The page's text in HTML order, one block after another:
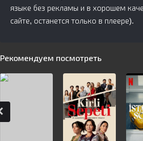
языке без рекламы и в хорошем
сайте, останется только в плеере).
Рекомендуем посмотреть